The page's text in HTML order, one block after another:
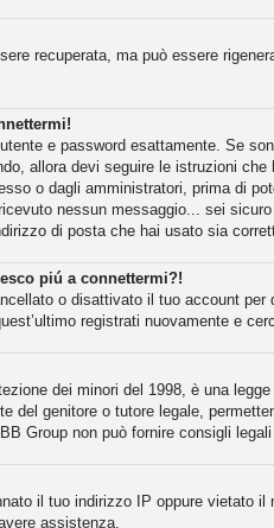
recuperata, ma può essere
e password esattamente. Se
allora devi seguire le istruzioni
o dagli amministratori, prima di
nessun messaggio... sei
di posta che hai usato sia
piú a connettermi?!
o disattivato il tuo account
registrati nuovamente e
dei minori del 1998, è una
del genitore o tutore legale,
Group non può fornire consigli
il tuo indirizzo IP oppure vietato
assistenza.